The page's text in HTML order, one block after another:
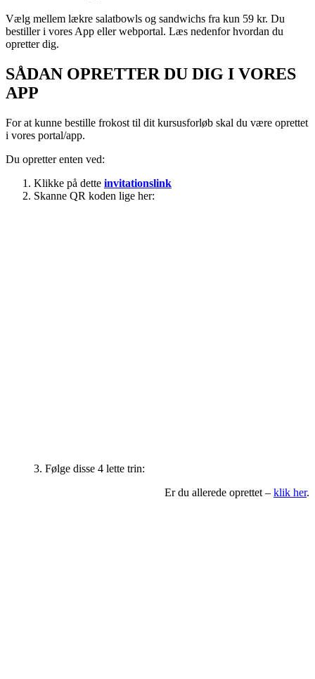
Vælg mellem lækre salatbowls og sandwichs fra kun 59 kr. Du
bestiller i vores App eller webportal. Læs nedenfor hvordan du
opretter dig.
SÅDAN OPRETTER DU DIG I VORES
APP
For at kunne bestille frokost til dit kursusforløb skal du være oprettet
i vores portal/app.
Du opretter enten ved:
Klikke på dette invitationslink
Skanne QR koden lige her:
3. Følge disse 4 lette trin:
Er du allerede oprettet – klik her.